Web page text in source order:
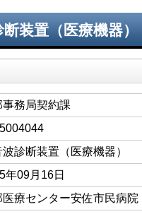
装置（医療機器）
事務局契約課
波診断装置（医療機器）
年09月16日
医療センター安佐市民病